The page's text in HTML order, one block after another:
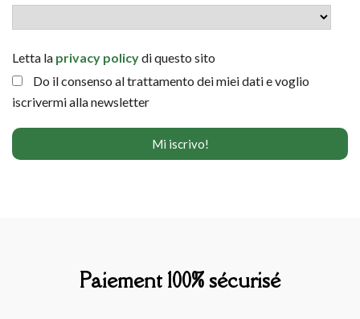
Letta la privacy policydi questo sito
Do il consenso al trattamento dei miei dati e voglio
iscrivermi alla newsletter
Paiement 100% sécurisé